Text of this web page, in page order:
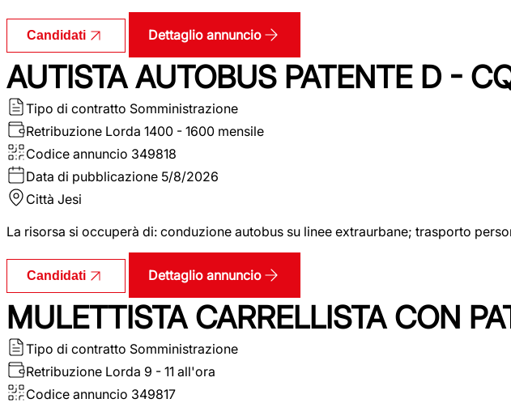
Candidati Dettaglio annuncio
AUTISTA AUTOBUS PATENTE D -
Tipo di contratto Somministrazione
Retribuzione Lorda 1400 - 1600 mensile
Codice annuncio 349818
Data di pubblicazione 5/8/2026
Città Jesi
La risorsa si occuperà di: conduzione autobus su linee extraurbane; trasporto
Candidati Dettaglio annuncio
MULETTISTA CARRELLISTA CON
Tipo di contratto Somministrazione
Retribuzione Lorda 9 - 11 all'ora
Codice annuncio 349817